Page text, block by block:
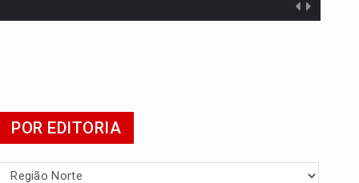
POR EDITORIA